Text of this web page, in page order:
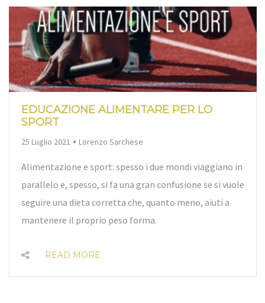
EDUCAZIONE ALIMENTARE PER LO
SPORT
25 Luglio 2021 By
Lorenzo Sarchese
Alimentazione e sport: spesso i due mondi viaggiano in
parallelo e, spesso, si fa una gran confusione se si vuole
seguire una dieta corretta che, quanto meno, aiuti a
mantenere il proprio peso forma.
READ MORE